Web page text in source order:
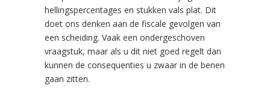
hellingspercentages en stukken vals plat. Dit
doet ons denken aan de fiscale gevolgen van
een scheiding. Vaak een ondergeschoven
vraagstuk, maar als u dit niet goed regelt dan
kunnen de consequenties u zwaar in de benen
gaan zitten.